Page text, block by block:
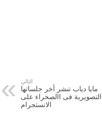
التالي
مايا دياب تنشر أخر جلساتها
التصويرية فى االصحراء على
الانستجرام